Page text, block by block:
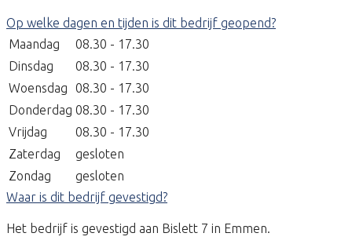
Op welke dagen en tijden is dit bedrijf geopend?
Maandag
08.30 - 17.30
Dinsdag
08.30 - 17.30
Woensdag
08.30 - 17.30
Donderdag 08.30 - 17.30
Vrijdag
08.30 - 17.30
Zaterdag
gesloten
Zondag
gesloten
Waar is dit bedrijf gevestigd?
Het bedrijf is gevestigd aan Bislett 7 in Emmen.